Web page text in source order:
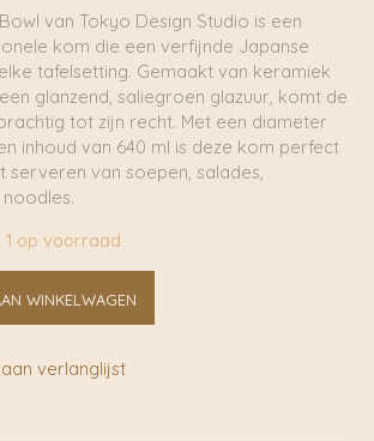
van Tokyo Design Studio is een
kom die een verfijnde Japanse
tafelsetting. Gemaakt van keramiek
glanzend, saliegroen glazuur, komt de
tot zijn recht. Met een diameter
inhoud van 640 ml is deze kom perfect
serveren van soepen, salades,
1 op voorraad
WINKELWAGEN
verlanglijst